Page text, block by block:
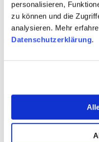
personalisieren,
zu können und die
analysieren. Mehr
Datenschutzerklärung.
ihre europäischen
und Begegnungen mit
Durch die
Stipendiat*innen
festhalten und
neu erzählen, und
Der diesjährige
Mai (23:59 CET).